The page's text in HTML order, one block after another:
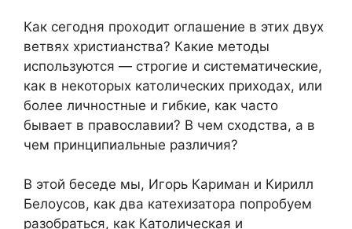
Как сегодня проходит оглашение в этих двух
ветвях христианства? Какие методы
используются — строгие и систематические,
как в некоторых католических приходах, или
более личностные и гибкие, как часто
бывает в православии? В чем сходства, а в
чем принципиальные различия?
В этой беседе мы, Игорь Кариман и Кирилл
Белоусов, как два катехизатора попробуем
разобраться, как Католическая и